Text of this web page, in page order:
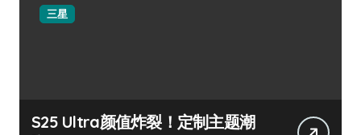
三星
S25 Ultra颜值炸裂！定制主题潮